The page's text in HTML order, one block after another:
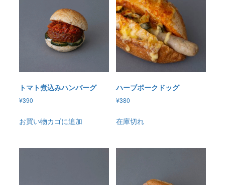
トマト煮込みハンバーグ
¥390
お買い物カゴに追加
ハーブポークドッグ
¥380
在庫切れ